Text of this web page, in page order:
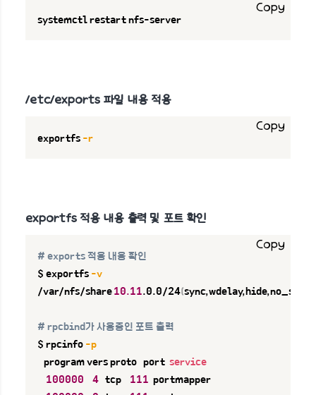
systemctl restart nfs-server
Copy
/etc/exports 파일 내용 적용
exportfs -r
Copy
exportfs 적용 내용 출력 및 포트 확인
# exports 적용 내용 확인
$ exportfs -v
10.11.0.0/24(
# rpcbind가 사용중인 포트 출력
$ rpcinfo -p
   program vers proto   port
service
100000
4
   tcp
111
  portmapper
Copy